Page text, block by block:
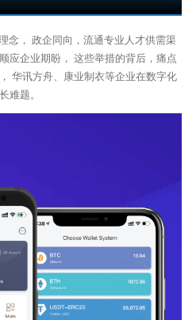
念， 政企同向，流通专业人才供需渠
应企业期盼， 这些举措的背后，痛点
华讯方舟、康业制衣等企业在数字化
难题。